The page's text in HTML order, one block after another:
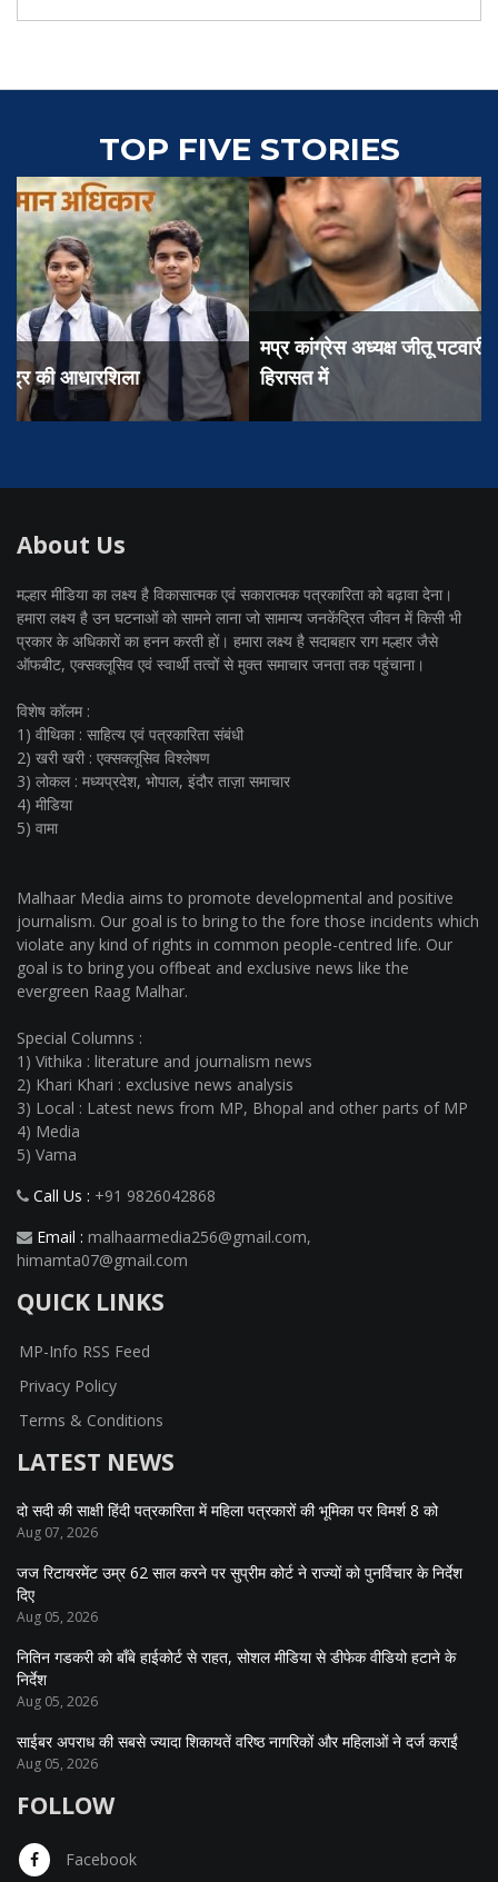
TOP FIVE STORIES
मप्र कांग्रेस अध्यक्ष जीतू पटवारी के भाई को पुलिस ने लिया
हिरासत में
About Us
मल्हार मीडिया का लक्ष्य है विकासात्मक एवं सकारात्मक पत्रकारिता को बढ़ावा देना।
हमारा लक्ष्य है उन घटनाओं को सामने लाना जो सामान्य जनकेंद्रित जीवन में किसी भी
प्रकार के अधिकारों का हनन करती हों। हमारा लक्ष्य है सदाबहार राग मल्हार जैसे
ऑफबीट, एक्सक्लूसिव एवं स्वार्थी तत्वों से मुक्त समाचार जनता तक पहुंचाना।
विशेष कॉलम :
1) वीथिका : साहित्य एवं पत्रकारिता संबंधी
2) खरी खरी : एक्सक्लूसिव विश्लेषण
3) लोकल : मध्यप्रदेश, भोपाल, इंदौर ताज़ा समाचार
4) मीडिया
5) वामा
Malhaar Media aims to promote developmental and positive
journalism. Our goal is to bring to the fore those incidents which
violate any kind of rights in common people-centred life. Our
goal is to bring you offbeat and exclusive news like the
evergreen Raag Malhar.
Special Columns :
1) Vithika : literature and journalism news
2) Khari Khari : exclusive news analysis
3) Local : Latest news from MP, Bhopal and other parts of MP
4) Media
5) Vama
Call Us : +91 9826042868
Email : malhaarmedia256@gmail.com,
himamta07@gmail.com
QUICK LINKS
MP-Info RSS Feed
Privacy Policy
Terms & Conditions
LATEST NEWS
दो सदी की साक्षी हिंदी पत्रकारिता में महिला पत्रकारों की भूमिका पर विमर्श 8 को
Aug 07, 2026
जज रिटायरमेंट उम्र 62 साल करने पर सुप्रीम कोर्ट ने राज्यों को पुनर्विचार के निर्देश
दिए
Aug 05, 2026
नितिन गडकरी को बॉंबे हाईकोर्ट से राहत, सोशल मीडिया से डीफेक वीडियो हटाने के
निर्देश
Aug 05, 2026
साईबर अपराध की सबसे ज्यादा शिकायतें वरिष्ठ नागरिकों और महिलाओं ने दर्ज कराईं
Aug 05, 2026
FOLLOW
Facebook